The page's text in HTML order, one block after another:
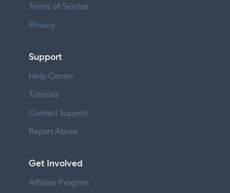
Terms of Service
Privacy
Support
Help Center
Tutorials
Contact Support
Report Abuse
Get Involved
Affiliate Program